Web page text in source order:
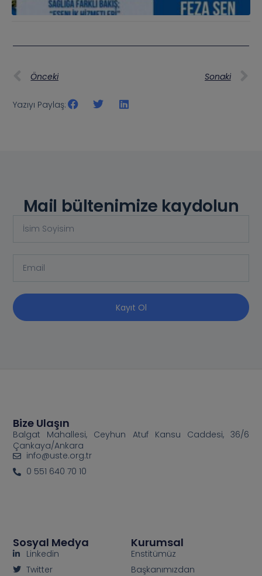
Önceki Sonaki
Yazıyı Paylaş:
Mail bültenimize kaydolun
Kayıt Ol
Kurumsal
Enstitümüz
Başkanımızdan
Sosyal Medya
Linkedin
Twitter
Bize Ulaşın
Balgat Mahallesi, Ceyhun Atuf Kansu Caddesi, 36/6
Çankaya/Ankara
info@uste.org.tr
0 551 640 70 10